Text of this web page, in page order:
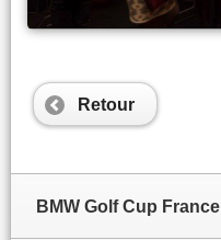
Retour
BMW Golf Cup France